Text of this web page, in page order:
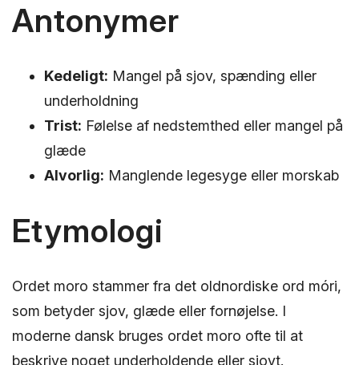
Antonymer
Kedeligt: Mangel på sjov, spænding eller
underholdning
Trist: Følelse af nedstemthed eller mangel på
glæde
Alvorlig: Manglende legesyge eller morskab
Etymologi
Ordet moro stammer fra det oldnordiske ord móri,
som betyder sjov, glæde eller fornøjelse. I
moderne dansk bruges ordet moro ofte til at
beskrive noget underholdende eller sjovt.